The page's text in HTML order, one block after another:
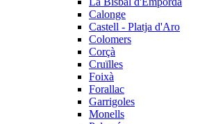
Calonge
Castell - Platja d'Aro
Colomers
Corçà
Cruïlles
Foixà
Forallac
Garrigoles
Monells